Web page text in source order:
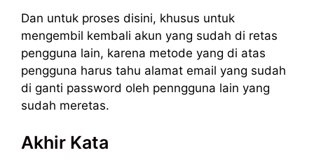
Dan untuk proses disini, khusus untuk
mengembil kembali akun yang sudah di retas
pengguna lain, karena metode yang di atas
pengguna harus tahu alamat email yang sudah
di ganti password oleh penngguna lain yang
sudah meretas.
Akhir Kata